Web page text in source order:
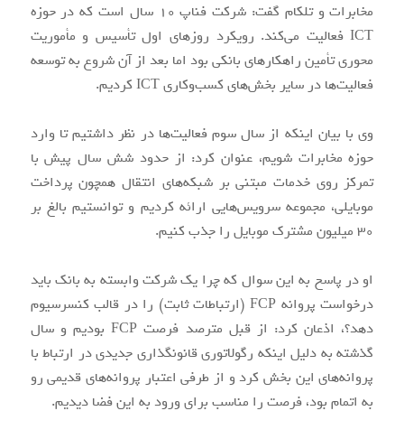
مخابرات و تلکام گفت: شرکت فناپ 10 سال است که در حوزه
ICT فعالیت می‌کند. رویکرد روزهای اول تأسیس و مأموریت
محوری تأمین راهکارهای بانکی بود اما بعد از آن شروع به توسعه
فعالیت‌ها در سایر بخش‌های کسب‌و‌کاری ICT کردیم.
وی با بیان اینکه از سال سوم فعالیت‌ها در نظر داشتیم تا وارد
حوزه مخابرات شویم، عنوان کرد: از حدود شش سال پیش با
تمرکز روی خدمات مبتنی بر شبکه‌های انتقال همچون پرداخت
موبایلی، مجموعه سرویس‌هایی ارائه کردیم و توانستیم بالغ بر
30 میلیون مشترک موبایل را جذب کنیم.
او در پاسخ به این سوال که چرا یک شرکت وابسته به بانک باید
درخواست پروانه FCP (ارتباطات ثابت) را در قالب کنسرسیوم
دهد؟، اذعان کرد: از قبل مترصد فرصت FCP بودیم و سال
گذشته به دلیل اینکه رگولاتوری قانونگذاری جدیدی در ارتباط با
پروانه‌های این بخش کرد و از طرفی اعتبار پروانه‌های قدیمی رو
به اتمام بود، فرصت را مناسب برای ورود به این فضا دیدیم.